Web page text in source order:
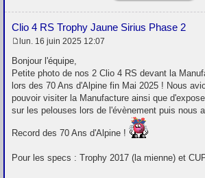
Clio 4 RS Trophy Jaune Sirius Phase 2
e
s
a
g
e
lun. 16 juin 2025 12:07
Bonjour l'équipe,
Petite photo de nos 2 Clio 4 RS devant la
lors des 70 Ans d'Alpine fin Mai 2025 ! Nous
pouvoir visiter la Manufacture ainsi que
sur les pelouses lors de l'évènement puis nous
Record des 70 Ans d'Alpine !
Pour les specs : Trophy 2017 (la mienne) et